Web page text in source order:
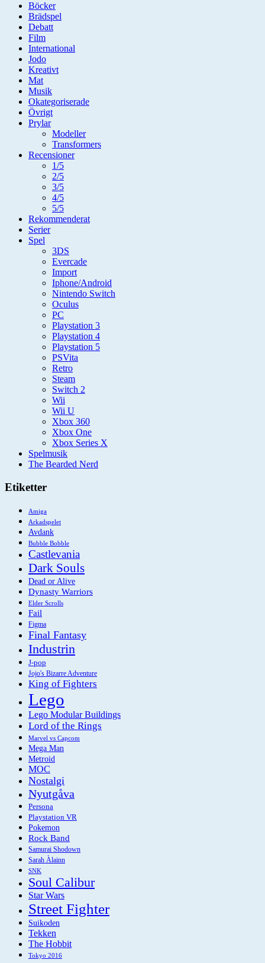
Böcker
Brädspel
Debatt
Film
International
Jodo
Kreativt
Mat
Musik
Okategoriserade
Övrigt
Prylar
Modeller
Transformers
Recensioner
1/5
2/5
3/5
4/5
5/5
Rekommenderat
Serier
Spel
3DS
Evercade
Import
Iphone/Android
Nintendo Switch
Oculus
PC
Playstation 3
Playstation 4
Playstation 5
PSVita
Retro
Steam
Switch 2
Wii
Wii U
Xbox 360
Xbox One
Xbox Series X
Spelmusik
The Bearded Nerd
Etiketter
Amiga
Arkadspelet
Avdank
Bubble Bobble
Castlevania
Dark Souls
Dead or Alive
Dynasty Warriors
Elder Scrolls
Fail
Figma
Final Fantasy
Industrin
J-pop
Jojo's Bizarre Adventure
King of Fighters
Lego
Lego Modular Buildings
Lord of the Rings
Marvel vs Capcom
Mega Man
Metroid
MOC
Nostalgi
Nyutgåva
Persona
Playstation VR
Pokemon
Rock Band
Samurai Shodown
Sarah Àlainn
SNK
Soul Calibur
Star Wars
Street Fighter
Suikoden
Tekken
The Hobbit
Tokyo 2016